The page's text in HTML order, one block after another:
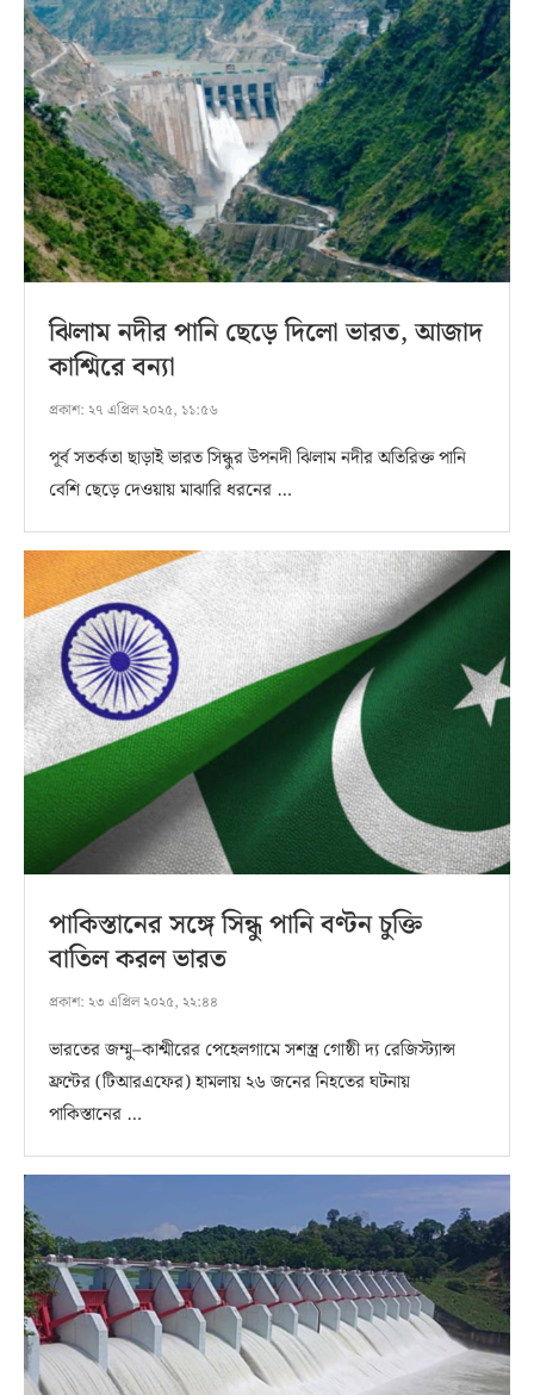
ঝিলাম নদীর পানি ছেড়ে দিলো ভারত, আজাদ
কাশ্মিরে বন্যা
প্রকাশ: ২৭ এপ্রিল ২০২৫, ১১:৫৬
পূর্ব সতর্কতা ছাড়াই ভারত সিন্ধুর উপনদী ঝিলাম নদীর অতিরিক্ত পানি
বেশি ছেড়ে দেওয়ায় মাঝারি ধরনের …
পাকিস্তানের সঙ্গে সিন্ধু পানি বণ্টন চুক্তি
বাতিল করল ভারত
প্রকাশ: ২৩ এপ্রিল ২০২৫, ২২:৪৪
ভারতের জম্মু–কাশ্মীরের পেহেলগামে সশস্ত্র গোষ্ঠী দ্য রেজিস্ট্যান্স
ফ্রন্টের (টিআরএফের) হামলায় ২৬ জনের নিহতের ঘটনায়
পাকিস্তানের …